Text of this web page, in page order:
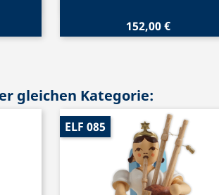
152,00 €
gleichen Kategorie:
ELF 085